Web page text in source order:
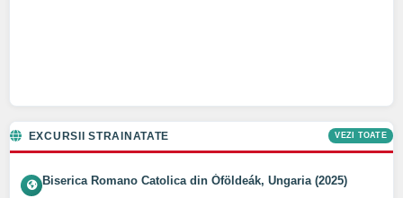
EXCURSII STRAINATATE VEZI TOATE
Biserica Romano Catolica din Óföldeák, Ungaria (2025)